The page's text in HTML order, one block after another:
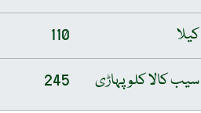
کیلا
110
سیب کالا کلو پہاڑی
245